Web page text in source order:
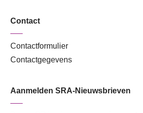
Contact
Contactformulier
Contactgegevens
Aanmelden SRA-Nieuwsbrieven